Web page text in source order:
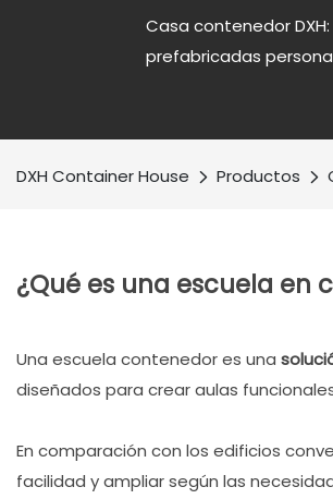
Casa contenedor
prefabricadas
DXH Container House Productos
¿Qué es una escuela en
Una escuela contenedor es una
diseñados para crear aulas
En comparación con los edificios
facilidad y ampliar según las